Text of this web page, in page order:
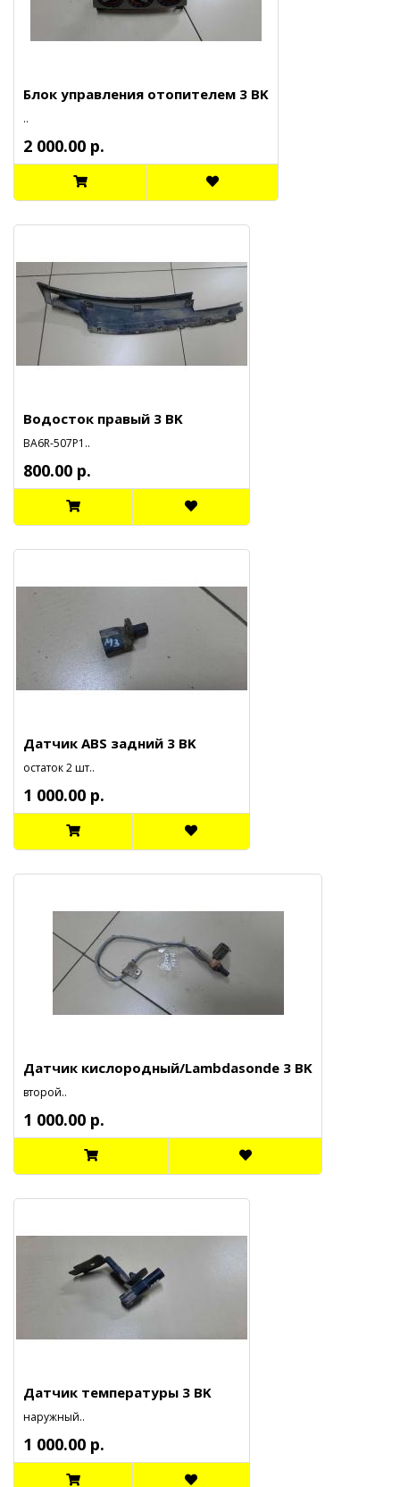
Блок управления отопителем 3 BK
..
2 000.00 р.
Водосток правый 3 BK
BA6R-507P1..
800.00 р.
Датчик ABS задний 3 BK
остаток 2 шт..
1 000.00 р.
Датчик кислородный/Lambdasonde 3 BK
второй..
1 000.00 р.
Датчик температуры 3 BK
наружный..
1 000.00 р.